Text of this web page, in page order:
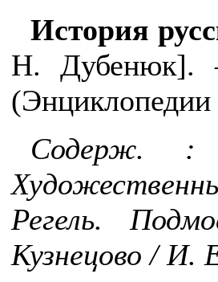
История
Н.
(Энциклопедии
Содерж. :
Регель.
Кузнецово / И.